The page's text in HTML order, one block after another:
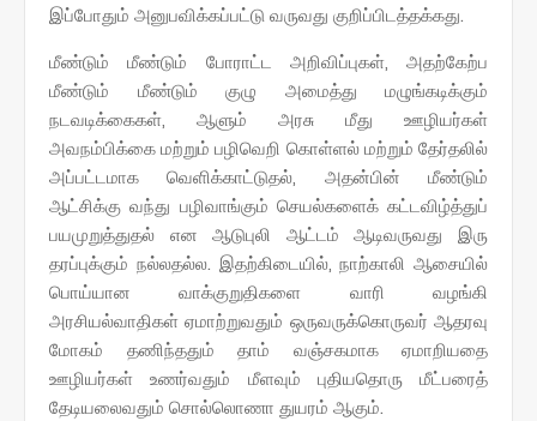
இப்போதும் அனுபவிக்கப்பட்டு வருவது குறிப்பிடத்தக்கது.
மீண்டும் மீண்டும் போராட்ட அறிவிப்புகள், அதற்கேற்ப
மீண்டும் மீண்டும் குழு அமைத்து மழுங்கடிக்கும்
நடவடிக்கைகள், ஆளும் அரசு மீது ஊழியர்கள்
அவநம்பிக்கை மற்றும் பழிவெறி கொள்ளல் மற்றும் தேர்தலில்
அப்பட்டமாக வெளிக்காட்டுதல், அதன்பின் மீண்டும்
ஆட்சிக்கு வந்து பழிவாங்கும் செயல்களைக் கட்டவிழ்த்துப்
பயமுறுத்துதல் என ஆடுபுலி ஆட்டம் ஆடிவருவது இரு
தரப்புக்கும் நல்லதல்ல. இதற்கிடையில், நாற்காலி ஆசையில்
பொய்யான வாக்குறுதிகளை வாரி வழங்கி
அரசியல்வாதிகள் ஏமாற்றுவதும் ஒருவருக்கொருவர் ஆதரவு
மோகம் தணிந்ததும் தாம் வஞ்சகமாக ஏமாறியதை
ஊழியர்கள் உணர்வதும் மீளவும் புதியதொரு மீட்பரைத்
தேடியலைவதும் சொல்லொணா துயரம் ஆகும்.